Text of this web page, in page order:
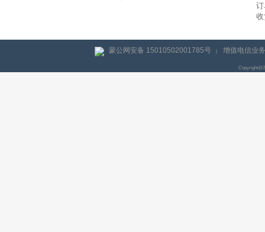
蒙公网安备 15010502001785号 | 增值电信业